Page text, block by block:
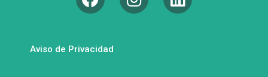
Aviso de Privacidad